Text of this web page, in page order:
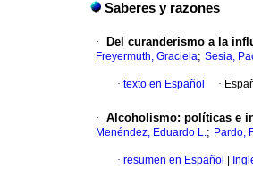
Saberes y razones
· Del curanderismo a la
Freyermuth, Graciela; Sesia,
· texto en Español ·
· Alcoholismo: políticas e
Menéndez, Eduardo L.; Pardo,
· resumen en Español